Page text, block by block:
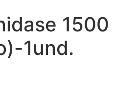
1500
1und.